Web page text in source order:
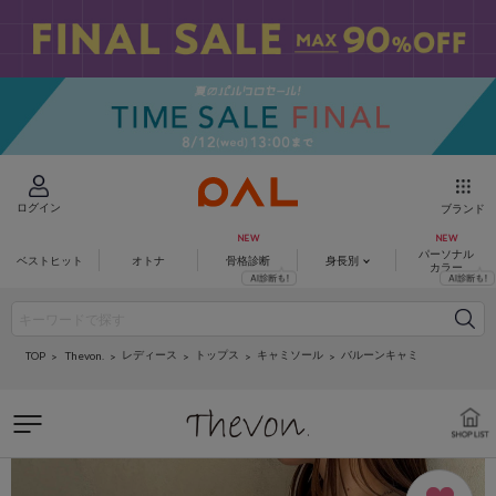
ログイン ブランド
ベストヒット オトナ 骨格診断 身長別
パーソナル
カラー
TOP Thevon. レディース トップス キャミソール バルーンキャミ